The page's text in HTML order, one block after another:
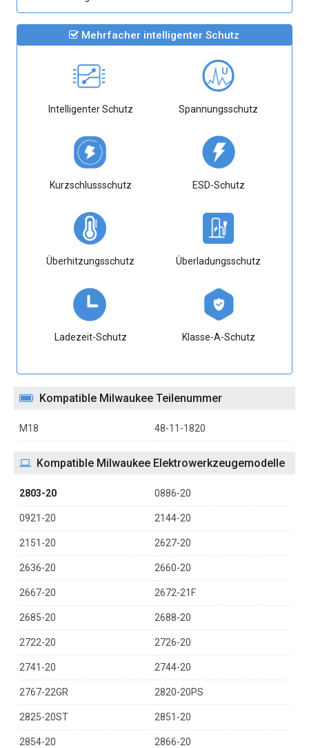
Mehrfacher intelligenter Schutz
Intelligenter Schutz Spannungsschutz
Kurzschlussschutz ESD-Schutz
Überhitzungsschutz Überladungsschutz
Ladezeit-Schutz Klasse-A-Schutz
Kompatible Milwaukee Teilenummer
M18 48-11-1820
Kompatible Milwaukee Elektrowerkzeugemodelle
2803-20 0886-20
0921-20 2144-20
2151-20 2627-20
2636-20 2660-20
2667-20 2672-21F
2685-20 2688-20
2722-20 2726-20
2741-20 2744-20
2767-22GR 2820-20PS
2825-20ST 2851-20
2854-20 2866-20